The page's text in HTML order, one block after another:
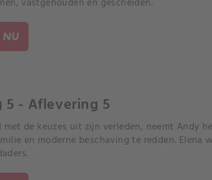
NU
- Aflevering 5
met de keuzes uit zijn verleden, neemt Andy
en moderne beschaving te redden.